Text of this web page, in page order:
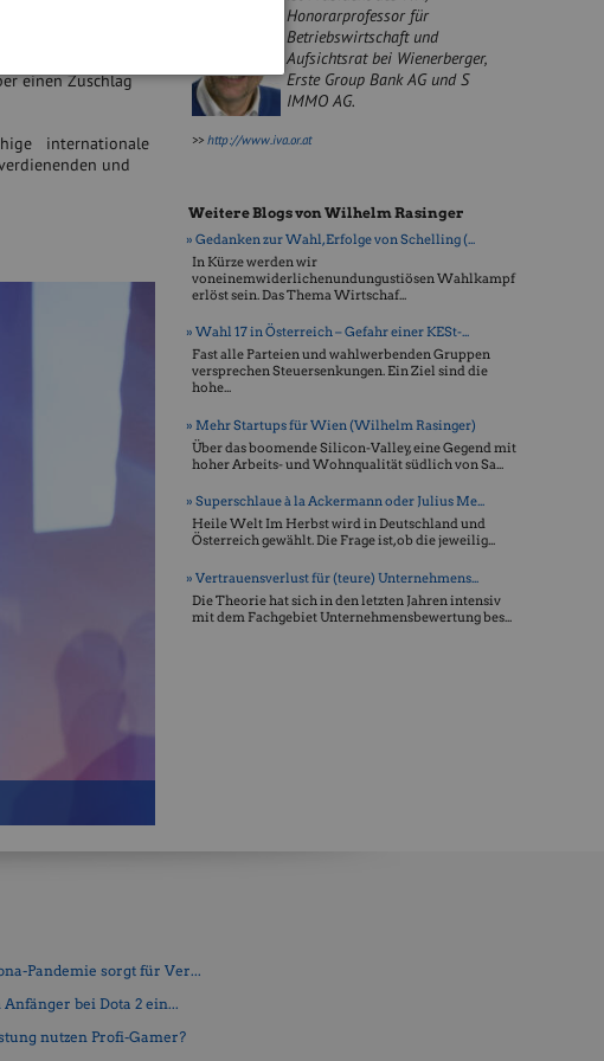
einen Zuschlag
internationale
und
Honorarprofessor für
Betriebswirtschaft und
Aufsichtsrat bei Wienerberger,
Erste Group Bank AG und S
IMMO AG.
>>http://www.iva.or.at
Weitere Blogs von Wilhelm Rasinger
» Gedanken zur Wahl, Erfolge von Schelling (...
In Kürze werden wir
voneinemwiderlichenundungustiösen Wahlkampf
erlöst sein. Das Thema Wirtschaf...
» Wahl 17 in Österreich – Gefahr einer KESt-...
Fast alle Parteien und wahlwerbenden Gruppen
versprechen Steuersenkungen. Ein Ziel sind die
hohe...
» Mehr Startups für Wien (Wilhelm Rasinger)
Über das boomende Silicon-Valley, eine Gegend mit
hoher Arbeits- und Wohnqualität südlich von Sa...
» Superschlaue à la Ackermann oder Julius Me...
Heile Welt Im Herbst wird in Deutschland und
Österreich gewählt. Die Frage ist, ob die jeweilig...
» Vertrauensverlust für (teure) Unternehmens...
Die Theorie hat sich in den letzten Jahren intensiv
mit dem Fachgebiet Unternehmensbewertung bes...
Pandemie sorgt für Ver...
bei Dota 2 ein...
nutzen Profi-Gamer?